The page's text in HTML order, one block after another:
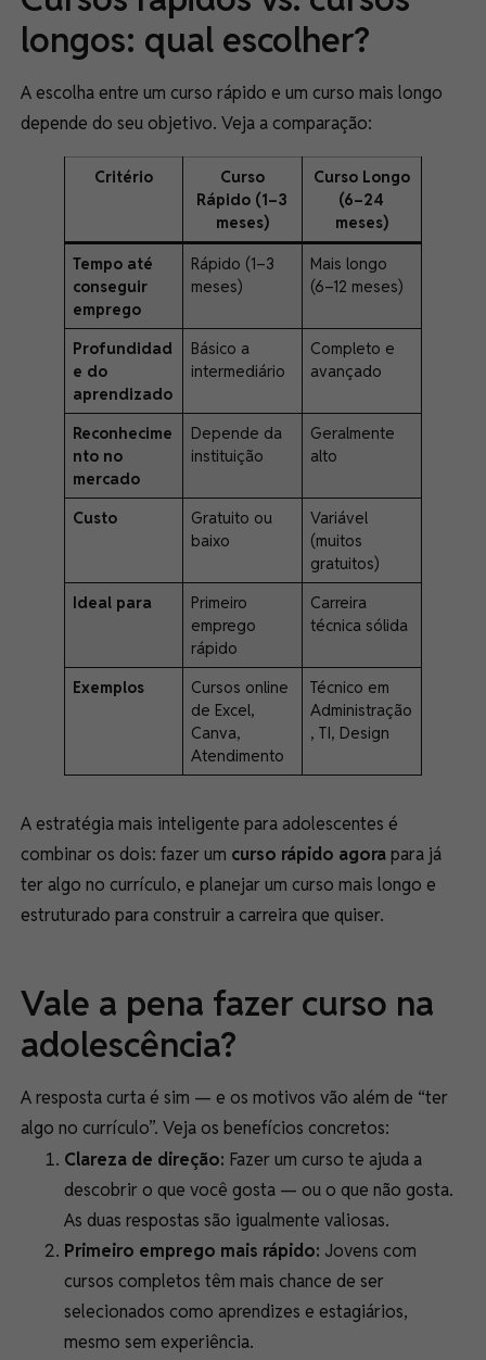
longos: qual escolher?
A escolha entre um curso rápido e um curso mais longo
depende do seu objetivo. Veja a comparação:
Critério
Curso
Rápido (1–3
meses)
Curso Longo
(6–24
meses)
Tempo até
conseguir
emprego
Rápido (1–3
meses)
Mais longo
(6–12 meses)
Profundidad
e do
aprendizado
Básico a
intermediário
Completo e
avançado
Reconhecime
nto no
mercado
Depende da
instituição
Geralmente
alto
Custo
Gratuito ou
baixo
Variável
(muitos
gratuitos)
Ideal para
Primeiro
emprego
rápido
Carreira
técnica sólida
Exemplos
Cursos online
de Excel,
Canva,
Atendimento
Técnico em
Administração
, TI, Design
A estratégia mais inteligente para adolescentes é
combinar os dois: fazer um curso rápido agorapara já
ter algo no currículo, e planejar um curso mais longo e
estruturado para construir a carreira que quiser.
Vale a pena fazer curso na
adolescência?
A resposta curta é sim — e os motivos vão além de “ter
algo no currículo”. Veja os benefícios concretos:
Clareza de direção: Fazer um curso te ajuda a
descobrir o que você gosta — ou o que não gosta.
As duas respostas são igualmente valiosas.
Primeiro emprego mais rápido: Jovens com
cursos completos têm mais chance de ser
selecionados como aprendizes e estagiários,
mesmo sem experiência.